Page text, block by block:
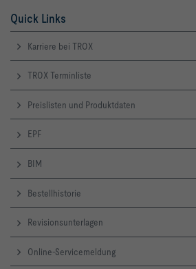
Quick Links
Karriere bei TROX
TROX Terminliste
Preislisten und Produktdaten
EPF
BIM
Bestellhistorie
Revisionsunterlagen
Online-Servicemeldung